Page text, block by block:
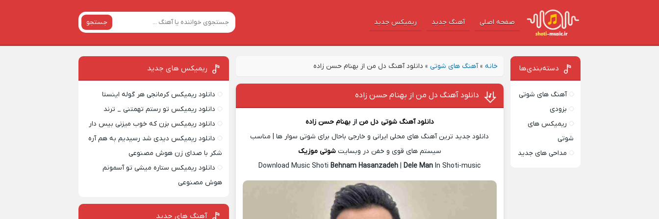
صفحه اصلی آهنگ‌ جدید ریمیکس جدید جستجو
خانه »آهنگ های شوتی » دانلود آهنگ دل من از بهنام حسن زاده
دانلود آهنگ دل من از بهنام حسن زاده
دانلود آهنگ شوتی دل من ازبهنام حسن زاده
دانلود جدید ترین آهنگ های محلی ایرانی و خارجی باحال برای شوتی سوار ها | مناسب
سیستم های قوی و خفن در وبسایتشوتی موزیک
Download Music ShotiBehnam Hasanzadeh |Dele Man In Shoti-music
دسته‌بندی‌ها
آهنگ های شوتی
بزودی
ریمیکس های
شوتی
مداحی های جدید
ریمیکس‌ های جدید
دانلود ریمیکس کرمانجی هر گوله اینستا
دانلود ریمیکس تو رستم تهمتنی _ ترند
دانلود ریمیکس بزن که خوب میزنی بیس دار
دانلود ریمیکس دیدی شد رسیدیم به هم آره
شکر با صدای زن هوش مصنوعی
دانلود ریمیکس ستاره میشی تو آسمونم
هوش مصنوعی
آهنگ های جدید